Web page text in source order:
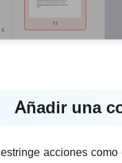
Añadir una
acciones